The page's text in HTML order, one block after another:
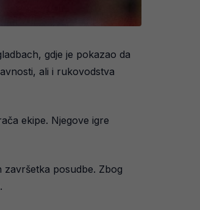
gdje je pokazao da
ali i rukovodstva
ekipe. Njegove igre
posudbe. Zbog